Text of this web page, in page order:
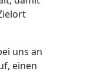
uns an
einen